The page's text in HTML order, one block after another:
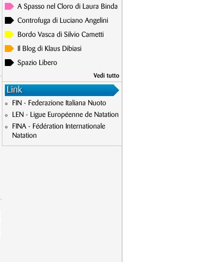
A Spasso nel Cloro di Laura Binda
Controfuga di Luciano Angelini
Bordo Vasca di Silvio Cametti
Il Blog di Klaus Dibiasi
Spazio Libero
Vedi tutto
Link
FIN - Federazione Italiana Nuoto
LEN - Ligue Européenne de Natation
FINA - Fédération Internationale
Natation